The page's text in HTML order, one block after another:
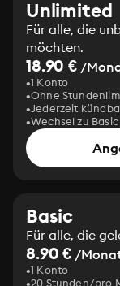
Unlimited
Für alle, die
möchten.
18.90 € /
1 Konto
Ohne
Jederzeit
Wechsel zu
Basic
Für alle, die
8.90 € /
1 Konto
20 Stunden/pro